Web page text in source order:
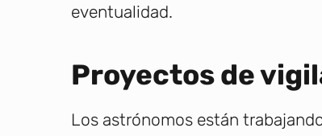
eventualidad.
Proyectos de
Los astrónomos están